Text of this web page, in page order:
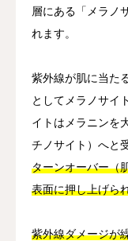
層にある「メラノ
れます。
紫外線が肌に当た
としてメラノサイ
イトはメラニンを
チノサイト）へと
ターンオーバー（
表面に押し上げら
紫外線ダメージが